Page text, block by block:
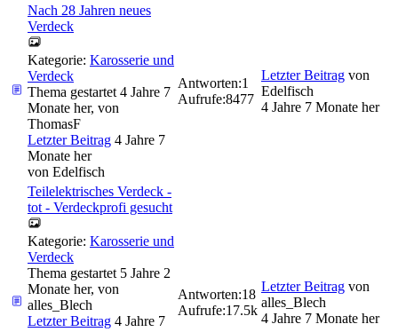
Nach 28 Jahren neues
Verdeck
Kategorie: Karosserie und
Verdeck
Thema gestartet 4 Jahre 7
Monate her, von
ThomasF
Letzter Beitrag 4 Jahre 7
Monate her
von Edelfisch
Antworten:1
Aufrufe:8477
Letzter Beitrag von
Edelfisch
4 Jahre 7 Monate her
Teilelektrisches Verdeck -
tot - Verdeckprofi gesucht
Kategorie: Karosserie und
Verdeck
Thema gestartet 5 Jahre 2
Monate her, von
alles_Blech
Letzter Beitrag 4 Jahre 7
Antworten:18
Aufrufe:17.5k
Letzter Beitrag von
alles_Blech
4 Jahre 7 Monate her